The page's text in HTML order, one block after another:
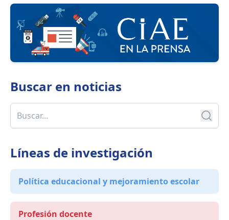
Buscar en noticias
Líneas de investigación
Política educacional y mejoramiento escolar
Profesión docente